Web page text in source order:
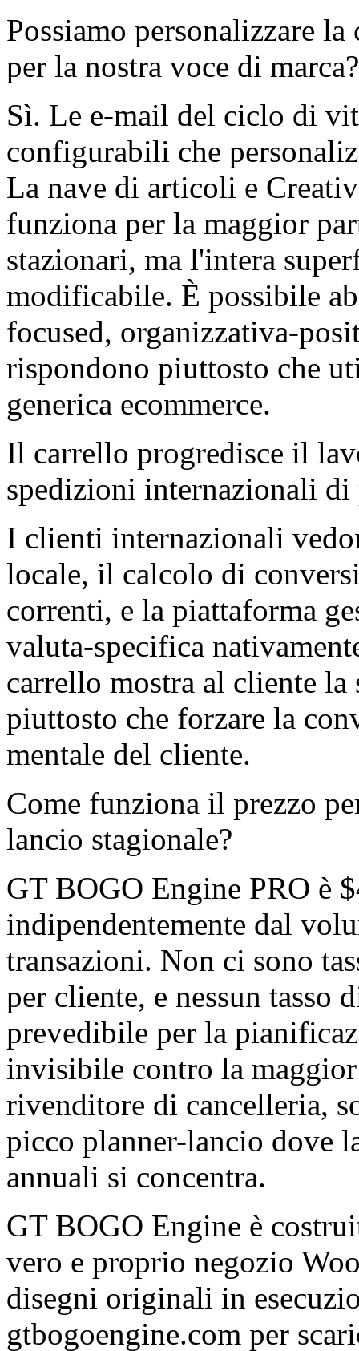
Possiamo personalizzare
per la nostra voce di marca?
Sì. Le e-mail del ciclo di
configurabili che
La nave di articoli e
funziona per la maggior
stazionari, ma l'intera
modificabile. È possibile
focused, organizzativa-
rispondono piuttosto che
generica ecommerce.
Il carrello progredisce il
spedizioni internazionali
I clienti internazionali
locale, il calcolo di
correnti, e la piattaforma
valuta-specifica
carrello mostra al cliente
piuttosto che forzare la
mentale del cliente.
Come funziona il prezzo
lancio stagionale?
GT BOGO Engine PRO è
indipendentemente dal
transazioni. Non ci sono
per cliente, e nessun tasso
prevedibile per la
invisibile contro la
rivenditore di cancelleria,
picco planner-lancio dove
annuali si concentra.
GT BOGO Engine è
vero e proprio negozio
disegni originali in
gtbogoengine.com per